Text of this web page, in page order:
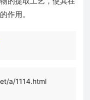
作用。
a/1114.html